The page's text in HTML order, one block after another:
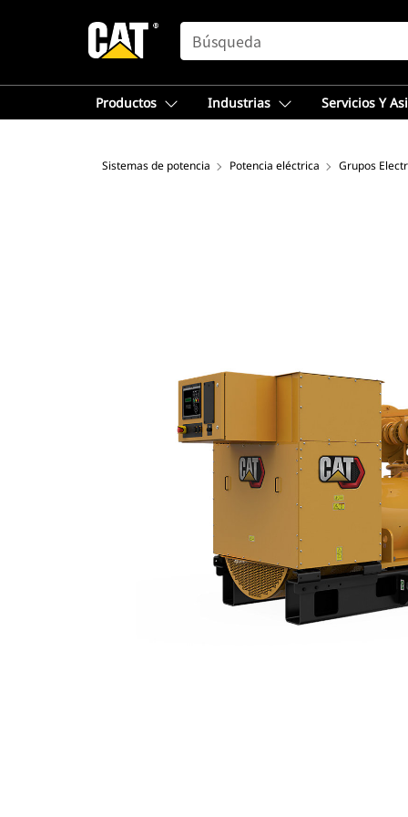
SEARCH
Productos Industrias Servicios Y
Sistemas de potencia Potencia eléctrica Grupos